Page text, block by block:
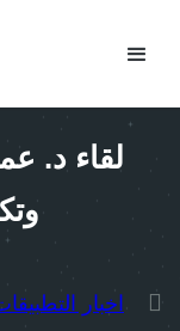
لقاء د.
اخبار